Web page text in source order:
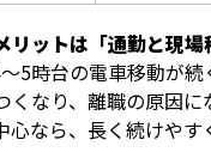
リットは「通勤と現場
5時台の電車移動が
くなり、離職の原因に
なら、長く続けやす